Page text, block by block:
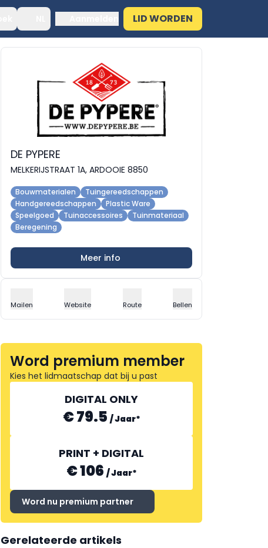
LID WORDEN
DE PYPERE
MELKERIJSTRAAT 1A, ARDOOIE 8850
Bouwmaterialen
Tuingereedschappen
Handgereedschappen
Plastic Ware
Speelgoed
Tuinaccessoires
Tuinmateriaal
Beregening
Meer info
Mailen Website Route Bellen
Word premium member
Kies het lidmaatschap dat bij u past
DIGITAL ONLY
€ 79.5 /Jaar*
PRINT + DIGITAL
€ 106 /Jaar*
Word nu premium partner
Gerelateerde artikels